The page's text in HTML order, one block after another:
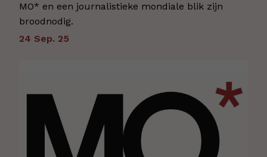
MO* en een journalistieke mondiale blik zijn
broodnodig.
24 Sep. 25